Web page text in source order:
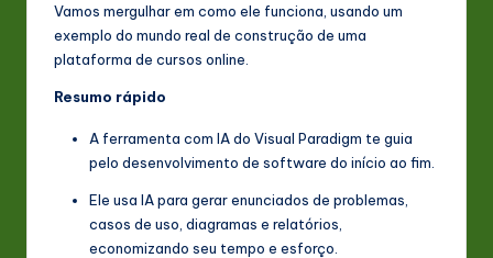
in
A
Vamos mergulhar em como ele funciona, usando um
exemplo do mundo real de construção de uma
plataforma de cursos online.
Resumo rápido
A ferramenta com IA do Visual Paradigm te guia
pelo desenvolvimento de software do início ao fim.
Ele usa IA para gerar enunciados de problemas,
casos de uso, diagramas e relatórios,
economizando seu tempo e esforço.